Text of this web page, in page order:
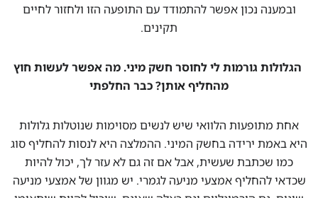
ובמענה נכון אפשר להתמודד עם התופעה הזו ולחזור לחיים
תקינים.
הגלולות גורמות לי לחוסר חשק מיני. מה אפשר לעשות חוץ
מהחליף אותן? כבר החלפתי
אחת מתופעות הלוואי שיש לנשים מסוימות שנוטלות גלולות
היא באמת ירידה בחשק המיני. ההמלצה היא לנסות להחליף סוג
כמו שכתבת שעשית, אבל אם זה גם לא עזר לך, יכול להיות
שכדאי להחליף אמצעי מניעה לגמרי. יש מגוון של אמצעי מניעה